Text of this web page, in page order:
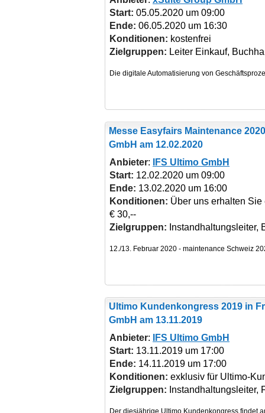
Start: 05.05.2020 um 09:00
Ende: 06.05.2020 um 16:30
Konditionen: kostenfrei
Zielgruppen: Leiter Einkauf,
Messe Easyfairs Maintenance
GmbH am 12.02.2020
Anbieter:
IFS Ultimo GmbH
Start: 12.02.2020 um 09:00
Ende: 13.02.2020 um 16:00
Konditionen: Über uns erhalten
€ 30,--
Zielgruppen: Instandhaltungsleiter,
Ultimo Kundenkongress 2019 in
GmbH am 13.11.2019
Anbieter:
IFS Ultimo GmbH
Start: 13.11.2019 um 17:00
Ende: 14.11.2019 um 17:00
Konditionen: exklusiv für Ultimo-
Zielgruppen: Instandhaltungsleiter,